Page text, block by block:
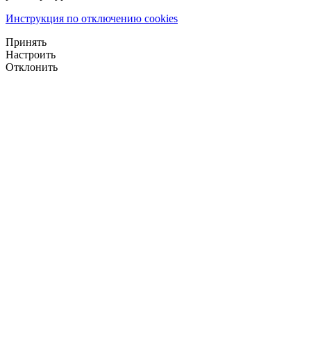
Инструкция по отключению cookies
Принять
Настроить
Отклонить